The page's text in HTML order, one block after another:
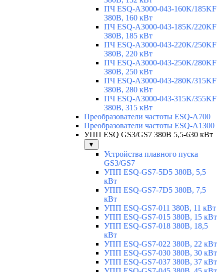
ПЧ ESQ-A3000-043-160K/185KF
380В, 160 кВт
ПЧ ESQ-A3000-043-185K/220KF
380В, 185 кВт
ПЧ ESQ-A3000-043-220K/250KF
380В, 220 кВт
ПЧ ESQ-A3000-043-250K/280KF
380В, 250 кВт
ПЧ ESQ-A3000-043-280K/315KF
380В, 280 кВт
ПЧ ESQ-A3000-043-315K/355KF
380В, 315 кВт
Преобразователи частоты ESQ-A700
Преобразователи частоты ESQ-A1300
УПП ESQ GS3/GS7 380В 5,5-630 кВт
▼
Устройства плавного пуска
GS3/GS7
УПП ESQ-GS7-5D5 380В, 5,5
кВт
УПП ESQ-GS7-7D5 380В, 7,5
кВт
УПП ESQ-GS7-011 380В, 11 кВт
УПП ESQ-GS7-015 380В, 15 кВт
УПП ESQ-GS7-018 380В, 18,5
кВт
УПП ESQ-GS7-022 380В, 22 кВт
УПП ESQ-GS7-030 380В, 30 кВт
УПП ESQ-GS7-037 380В, 37 кВт